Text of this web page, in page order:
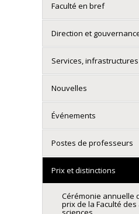
Faculté en bref
Direction et
Services,
Nouvelles
Événements
Postes de professeurs
Prix et distinctions
Cérémonie annuelle
prix de la Faculté